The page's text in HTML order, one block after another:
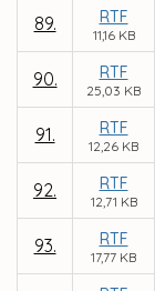
89. RTF
11,16 KB
90. RTF
25,03 KB
91. RTF
12,26 KB
92. RTF
12,71 KB
93. RTF
17,77 KB